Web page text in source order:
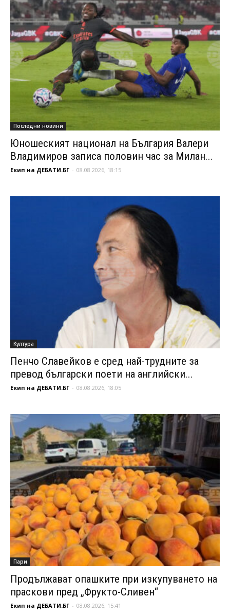
Последни новини
Юношеският национал на България Валери
Владимиров записа половин час за Милан...
Екип на ДЕБАТИ.БГ - 08.08.2026, 18:15
Култура
Пенчо Славейков е сред най-трудните за
превод български поети на английски...
Екип на ДЕБАТИ.БГ - 08.08.2026, 18:05
Пари
Продължават опашките при изкупуването на
праскови пред „Фрукто-Сливен“
Екип на ДЕБАТИ.БГ - 08.08.2026, 15:41